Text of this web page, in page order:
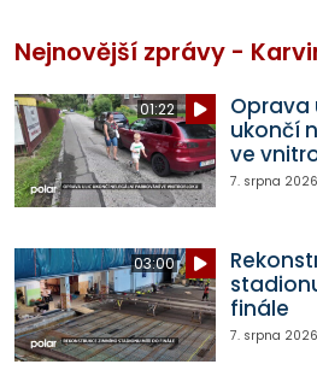
Nejnovější zprávy -
01:22
Oprava
ukončí
ve
7. srpna 2026
03:00
finále
7. srpna 2026